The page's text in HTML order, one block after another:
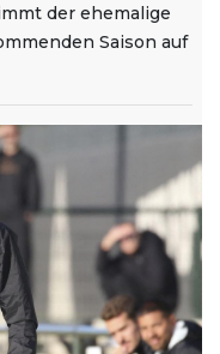
der ehemalige
Saison auf